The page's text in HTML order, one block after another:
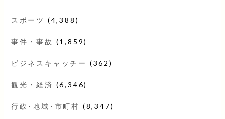
スポーツ (4,388)
事件・事故 (1,859)
ビジネスキャッチー (362)
観光・経済 (6,346)
行政･地域･市町村 (8,347)